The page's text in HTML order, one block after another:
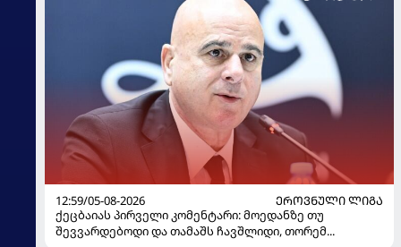
12:59/05-08-2026
ᲔᲠᲝᲕᲜᲣᲚᲘ ᲚᲘᲒᲐ
ქეცბაიას პირველი კომენტარი: მოედანზე თუ
შევვარდებოდი და თამაშს ჩავშლიდი, თორემ...